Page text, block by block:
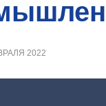
2022